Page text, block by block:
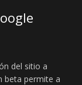
del sitio a
beta permite a